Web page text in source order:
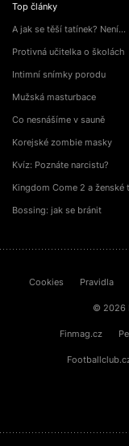
Top články
A jak se těší tatínek? Není…
Protivná učitelka o školách
Intimní snímky porodu
Mužská masturbace
Co nesnášíme v sauně
Korejské zombie masky
Kvíz: Poznáte narcistu?
Kingdom Come 2 a ženské
Bossing: jak se bránit
Cookies Pravidla
© 2026
Finmag.cz